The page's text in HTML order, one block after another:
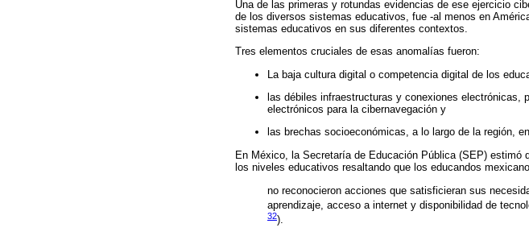
Una de las primeras y rotundas evidencias de ese ejercicio
de los diversos sistemas educativos, fue -al menos en
sistemas educativos en sus diferentes contextos.
Tres elementos cruciales de esas anomalías fueron:
La baja cultura digital o competencia digital de los
las débiles infraestructuras y conexiones
electrónicos para la cibernavegación y
las brechas socioeconómicas, a lo largo de la región,
En México, la Secretaría de Educación Pública (SEP)
los niveles educativos resaltando que los educandos
no reconocieron acciones que satisficieran sus
aprendizaje, acceso a internet y disponibilidad de
32).